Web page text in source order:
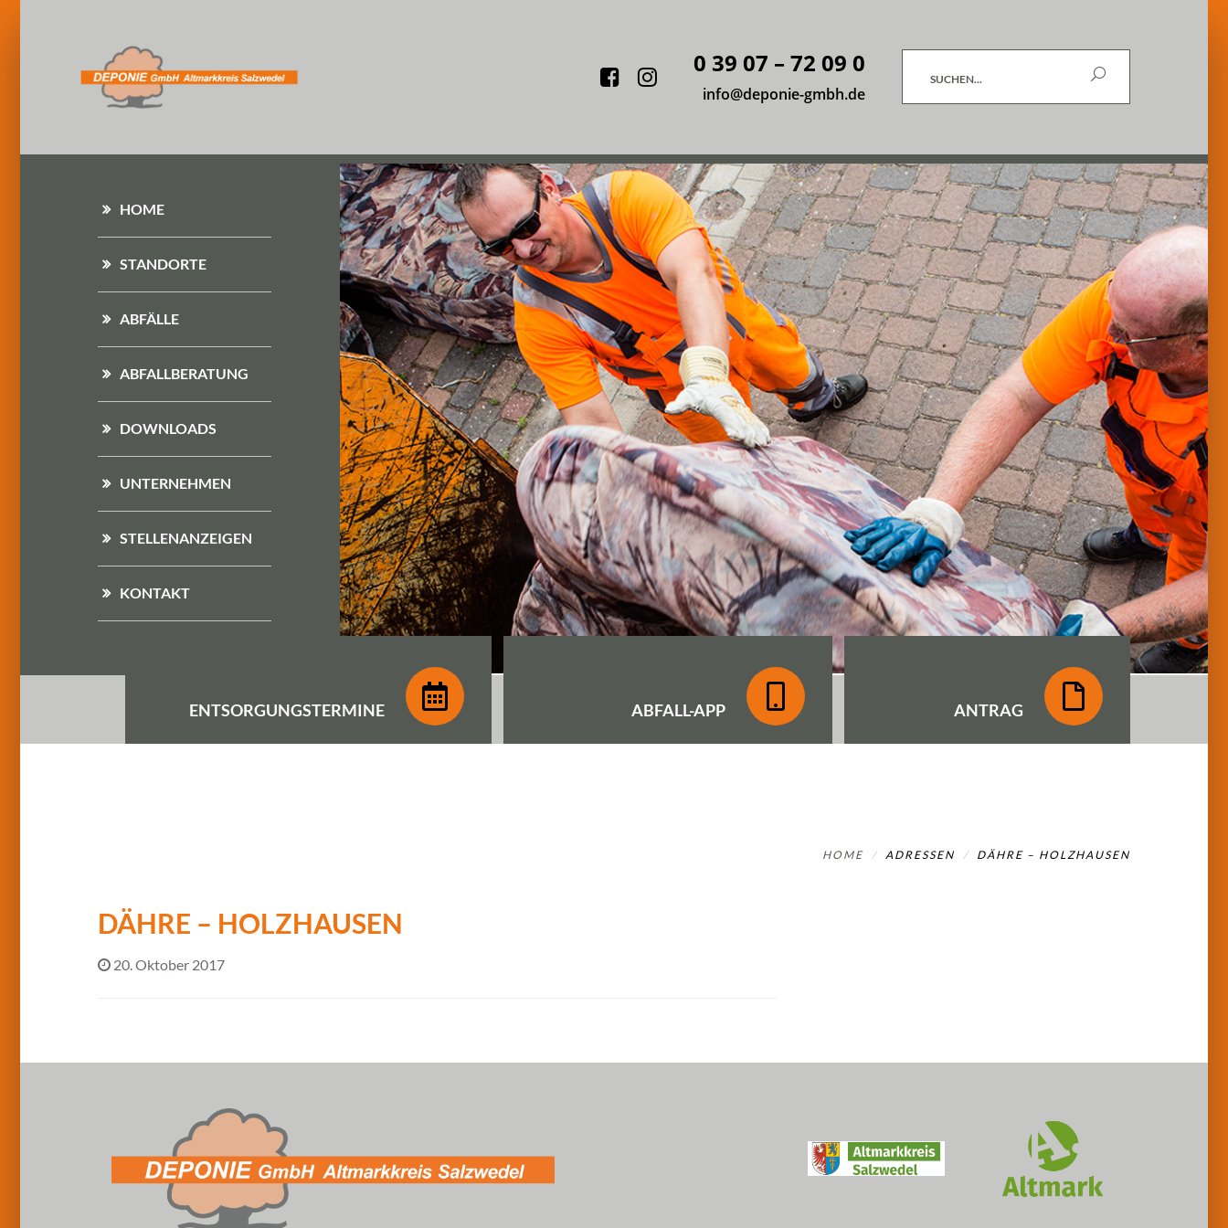
Facebook
Instagram
0 39 07 – 72 09 0
info@deponie-gmbh.de
Suchen
HOME
STANDORTE
ABFÄLLE
ABFALLBERATUNG
DOWNLOADS
UNTERNEHMEN
STELLENANZEIGEN
KONTAKT
ENTSORGUNGSTERMINE ABFALL-APP ANTRAG
HOME ADRESSEN DÄHRE – HOLZHAUSEN
DÄHRE – HOLZHAUSEN
20. Oktober 2017